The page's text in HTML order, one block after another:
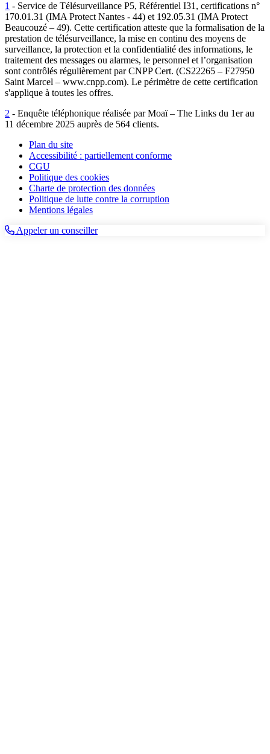
1 - Service de Télésurveillance P5, Référentiel I31, certifications n°
170.01.31 (IMA Protect Nantes - 44) et 192.05.31 (IMA Protect
Beaucouzé – 49). Cette certification atteste que la formalisation de la
prestation de télésurveillance, la mise en continu des moyens de
surveillance, la protection et la confidentialité des informations, le
traitement des messages ou alarmes, le personnel et l’organisation
sont contrôlés régulièrement par CNPP Cert. (CS22265 – F27950
Saint Marcel – www.cnpp.com). Le périmètre de cette certification
s'applique à toutes les offres.
2 - Enquête téléphonique réalisée par Moaï – The Links du 1er au
11 décembre 2025 auprès de 564 clients.
Plan du site
Accessibilité : partiellement conforme
CGU
Politique des cookies
Charte de protection des données
Politique de lutte contre la corruption
Mentions légales
Appeler un conseiller